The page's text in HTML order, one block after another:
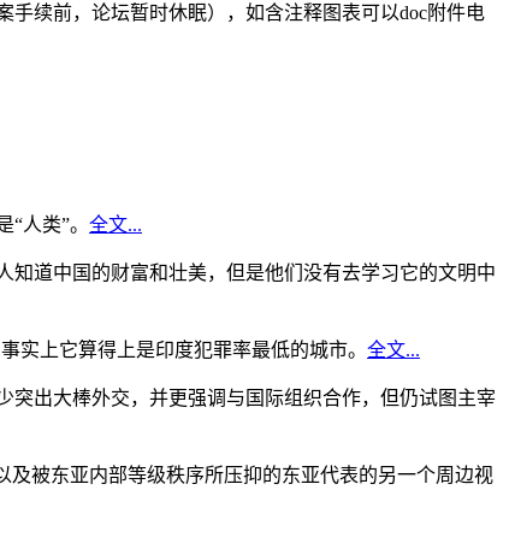
续前，论坛暂时休眠），如含注释图表可以doc附件电
人类”。 全文...
道中国的财富和壮美，但是他们没有去学习它的文明中
实上它算得上是印度犯罪率最低的城市。 全文...
突出大棒外交，并更强调与国际组织合作，但仍试图主宰
被东亚内部等级秩序所压抑的东亚代表的另一个周边视